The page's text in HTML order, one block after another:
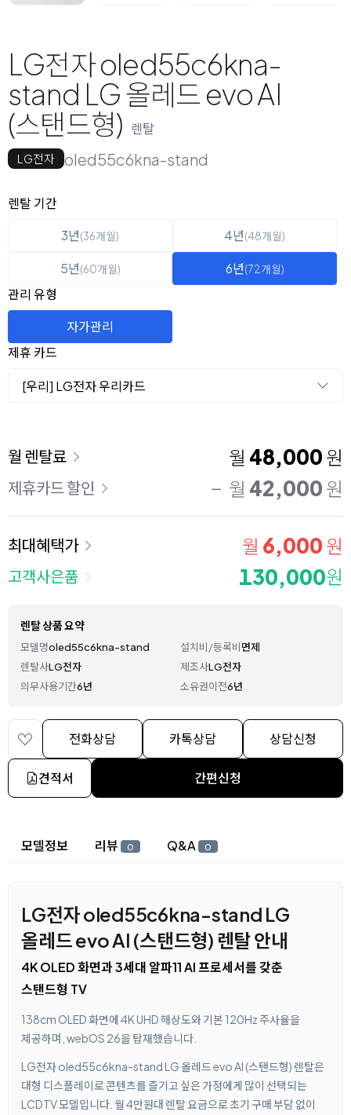
LG전자 oled55c6kna-
stand LG 올레드 evo AI
(스탠드형) 렌탈
LG전자 oled55c6kna-stand
옵션 선택
렌탈 선택
렌탈 기간
3년(36개월) 4년(48개월)
5년(60개월) 6년(72개월)
관리 유형
자가관리
제휴 카드
[우리] LG전자 우리카드
이용 요금
월 렌탈료 월 48,000 원
제휴카드 할인 월 42,000 원
최대혜택가 월 6,000 원
고객사은품 130,000원
렌탈 상품 요약
모델명oled55c6kna-stand 설치비/등록비면제
렌탈사LG전자 제조사LG전자
의무사용기간6년 소유권이전6년
전화상담 카톡상담 상담신청
견적서 간편신청
상세 정보
모델정보 리뷰 0 Q&A 0
LG전자 oled55c6kna-stand LG
올레드 evo AI (스탠드형) 렌탈 안내
4K OLED 화면과 3세대 알파11 AI 프로세서를 갖춘
스탠드형 TV
138cm OLED 화면에 4K UHD 해상도와 기본 120Hz 주사율을
제공하며, webOS 26을 탑재했습니다.
LG전자 oled55c6kna-stand LG 올레드 evo AI (스탠드형) 렌탈은
대형 디스플레이로 콘텐츠를 즐기고 싶은 가정에게 많이 선택되는
LCDTV 모델입니다. 월 4만원대 렌탈 요금으로 초기 구매 부담 없이